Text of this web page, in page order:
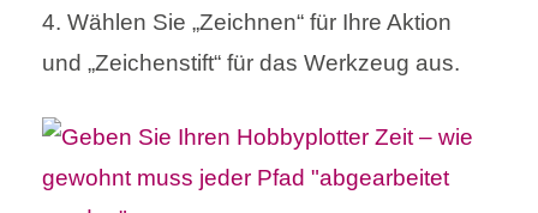
4. Wählen Sie „Zeichnen“ für Ihre Aktion
und „Zeichenstift“ für das Werkzeug aus.